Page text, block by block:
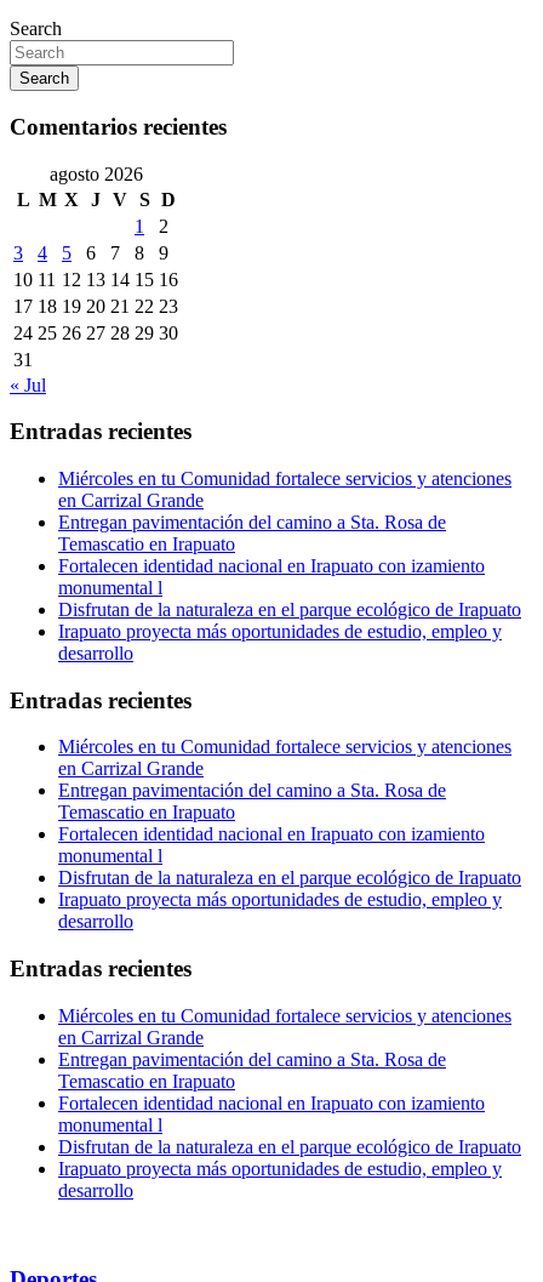
Search
Search
Comentarios recientes
agosto 2026
L M X J V S D
1
2
3
4 5 6 7 8
9
10 11 12 13 14 15 16
17 18 19 20 21 22 23
24 25 26 27 28 29 30
31
« Jul
Entradas recientes
Miércoles en tu Comunidad fortalece servicios y atenciones
en Carrizal Grande
Entregan pavimentación del camino a Sta. Rosa de
Temascatio en Irapuato
Fortalecen identidad nacional en Irapuato con izamiento
monumental l
Disfrutan de la naturaleza en el parque ecológico de Irapuato
Irapuato proyecta más oportunidades de estudio, empleo y
desarrollo
Entradas recientes
Miércoles en tu Comunidad fortalece servicios y atenciones
en Carrizal Grande
Entregan pavimentación del camino a Sta. Rosa de
Temascatio en Irapuato
Fortalecen identidad nacional en Irapuato con izamiento
monumental l
Disfrutan de la naturaleza en el parque ecológico de Irapuato
Irapuato proyecta más oportunidades de estudio, empleo y
desarrollo
Entradas recientes
Miércoles en tu Comunidad fortalece servicios y atenciones
en Carrizal Grande
Entregan pavimentación del camino a Sta. Rosa de
Temascatio en Irapuato
Fortalecen identidad nacional en Irapuato con izamiento
monumental l
Disfrutan de la naturaleza en el parque ecológico de Irapuato
Irapuato proyecta más oportunidades de estudio, empleo y
desarrollo